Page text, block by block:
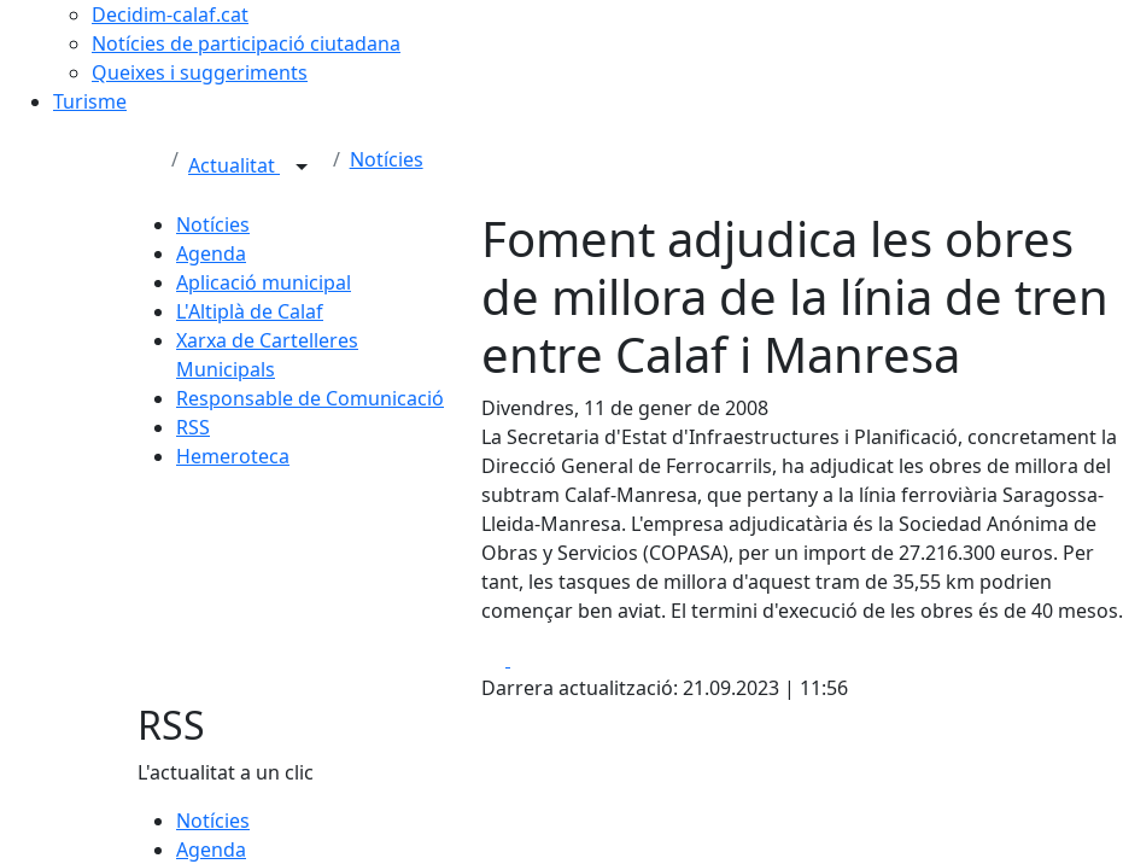
Decidim-calaf.cat
Notícies de participació ciutadana
Queixes i suggeriments
Turisme
Actualitat Notícies
Notícies
Agenda
Aplicació municipal
L'Altiplà de Calaf
Xarxa de Cartelleres
Municipals
Responsable de Comunicació
RSS
Hemeroteca
Foment adjudica les obres
de millora de la línia de tren
entre Calaf i Manresa
Divendres, 11 de gener de 2008
La Secretaria d'Estat d'Infraestructures i Planificació, concretament la
Direcció General de Ferrocarrils, ha adjudicat les obres de millora del
subtram Calaf-Manresa, que pertany a la línia ferroviària Saragossa-
Lleida-Manresa. L'empresa adjudicatària és la Sociedad Anónima de
Obras y Servicios (COPASA), per un import de 27.216.300 euros. Per
tant, les tasques de millora d'aquest tram de 35,55 km podrien
començar ben aviat. El termini d'execució de les obres és de 40 mesos.
Darrera actualització: 21.09.2023 | 11:56
RSS
L'actualitat a un clic
Notícies
Agenda